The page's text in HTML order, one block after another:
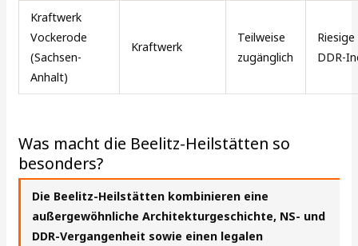
Kraftwerk
Vockerode
(Sachsen-
Anhalt)
Kraftwerk
Teilweise
zugänglich
DDR-
Was macht die Beelitz-Heilstätten so
besonders?
Die Beelitz-Heilstätten kombinieren eine
außergewöhnliche Architekturgeschichte, NS- und
DDR-Vergangenheit sowie einen legalen